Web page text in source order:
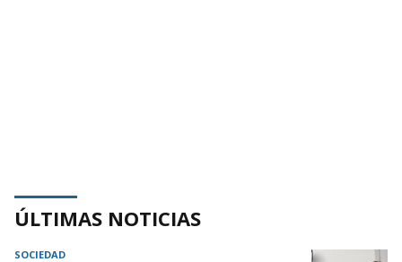
ÚLTIMAS NOTICIAS
SOCIEDAD